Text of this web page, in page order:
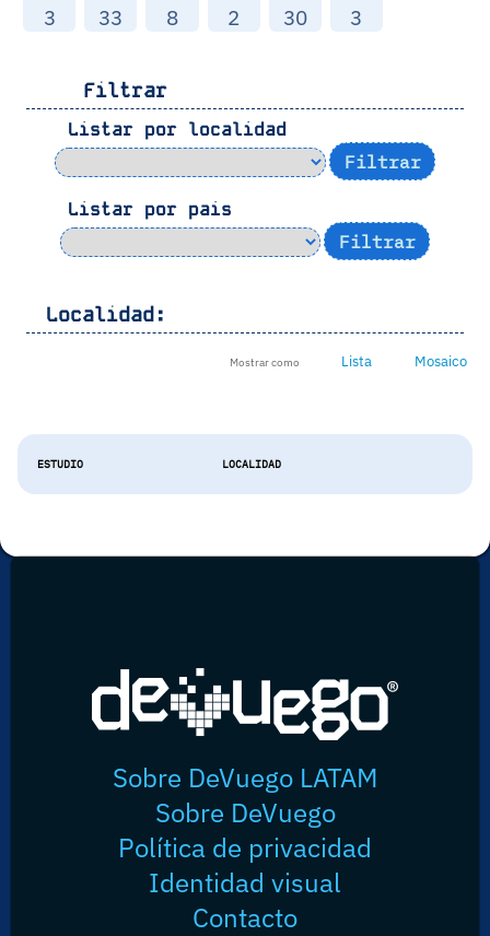
3 33 8 2 30 3
Filtrar
Listar por localidad
Listar por pais
Localidad:
Mostrar como Lista Mosaico
ESTUDIO LOCALIDAD
Sobre DeVuego LATAM
Sobre DeVuego
Política de privacidad
Identidad visual
Contacto